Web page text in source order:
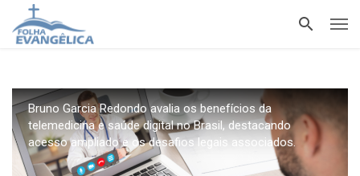
Bruno Garcia Redondo avalia os benefícios da
telemedicina e saúde digital no Brasil, destacando
acesso ampliado e os desafios legais associados.